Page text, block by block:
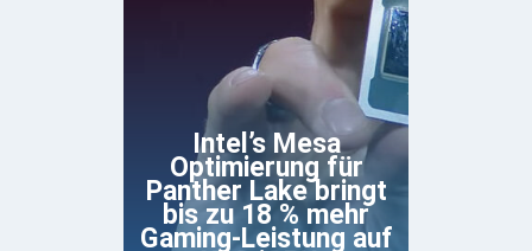
Intel’s Mesa
Optimierung für
Panther Lake bringt
bis zu 18 % mehr
Gaming-Leistung auf